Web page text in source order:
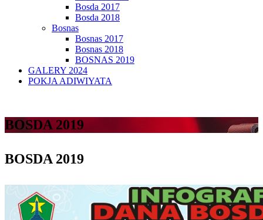
Bosda 2017
Bosda 2018
Bosnas
Bosnas 2017
Bosnas 2018
BOSNAS 2019
GALERY 2024
POKJA ADIWIYATA
BOSDA 2019
BOSDA 2019